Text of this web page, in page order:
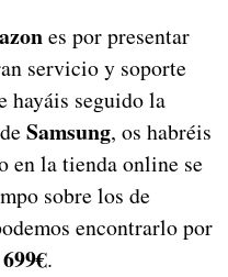
es por presentar
servicio y soporte
hayáis seguido la
Samsung, os habréis
en la tienda online se
sobre los de
encontrarlo por
699€.